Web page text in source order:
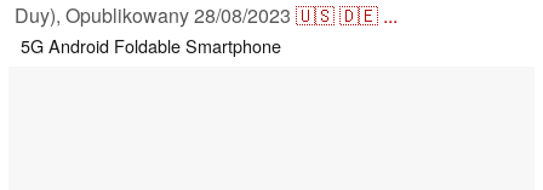
Duy), Opublikowany28/08/2023 🇺🇸🇩🇪 ...
5GAndroid FoldableSmartphone